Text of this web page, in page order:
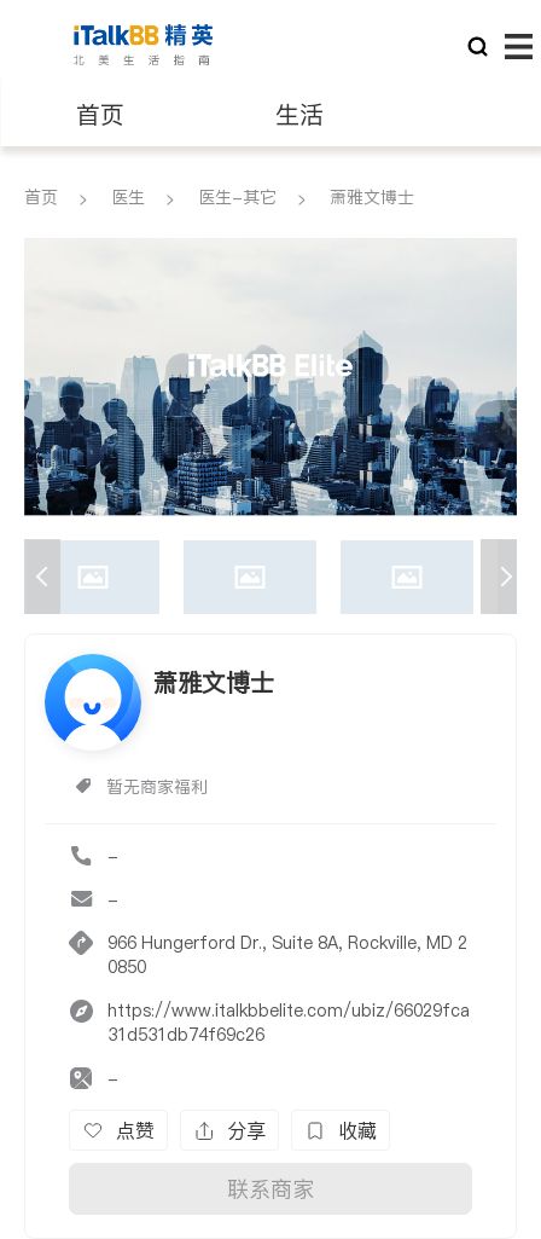
首页 生活
医生 律师
养老 非盈利组织
首页 医生 医生-其它 萧雅文博士
萧雅文博士
暂无商家福利
-
-
966 Hungerford Dr., Suite 8A, Rockville, MD 2
0850
https://www.italkbbelite.com/ubiz/66029fca
31d531db74f69c26
-
点赞 分享 收藏
联系商家